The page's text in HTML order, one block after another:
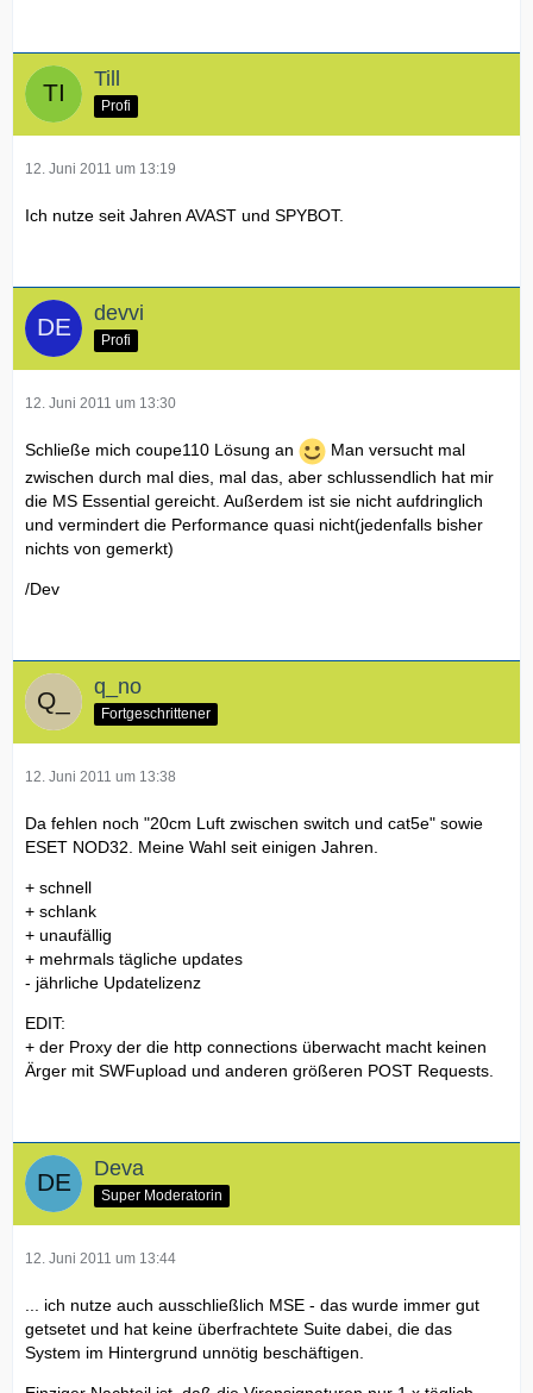
Till
Profi
12. Juni 2011 um 13:19
Ich nutze seit Jahren AVAST und SPYBOT.
devvi
Profi
12. Juni 2011 um 13:30
Schließe mich coupe110 Lösung an
Man versucht mal
zwischen durch mal dies, mal das, aber schlussendlich hat mir
die MS Essential gereicht. Außerdem ist sie nicht aufdringlich
und vermindert die Performance quasi nicht(jedenfalls bisher
nichts von gemerkt)
/Dev
q_no
Fortgeschrittener
12. Juni 2011 um 13:38
Da fehlen noch "20cm Luft zwischen switch und cat5e" sowie
ESET NOD32. Meine Wahl seit einigen Jahren.
+ schnell
+ schlank
+ unaufällig
+ mehrmals tägliche updates
- jährliche Updatelizenz
EDIT:
+ der Proxy der die http connections überwacht macht keinen
Ärger mit SWFupload und anderen größeren POST Requests.
Deva
Super Moderatorin
12. Juni 2011 um 13:44
... ich nutze auch ausschließlich MSE - das wurde immer gut
getsetet und hat keine überfrachtete Suite dabei, die das
System im Hintergrund unnötig beschäftigen.